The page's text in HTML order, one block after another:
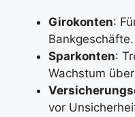
Girokonten:
Bankgeschäfte.
Sparkonten:
Wachstum
vor